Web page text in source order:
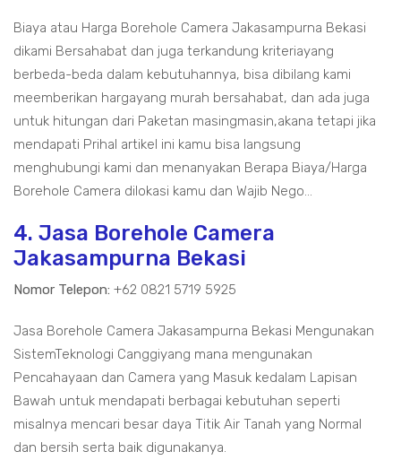
Biaya atau Harga Borehole Camera Jakasampurna Bekasi
dikami Bersahabat dan juga terkandung kriteriayang
berbeda-beda dalam kebutuhannya, bisa dibilang kami
meemberikan hargayang murah bersahabat, dan ada juga
untuk hitungan dari Paketan masingmasin,akana tetapi jika
mendapati Prihal artikel ini kamu bisa langsung
menghubungi kami dan menanyakan Berapa Biaya/Harga
Borehole Camera dilokasi kamu dan Wajib Nego...
4. Jasa Borehole Camera
Jakasampurna Bekasi
Nomor Telepon: +62 0821 5719 5925
Jasa Borehole Camera Jakasampurna Bekasi Mengunakan
SistemTeknologi Canggiyang mana mengunakan
Pencahayaan dan Camera yang Masuk kedalam Lapisan
Bawah untuk mendapati berbagai kebutuhan seperti
misalnya mencari besar daya Titik Air Tanah yang Normal
dan bersih serta baik digunakanya.